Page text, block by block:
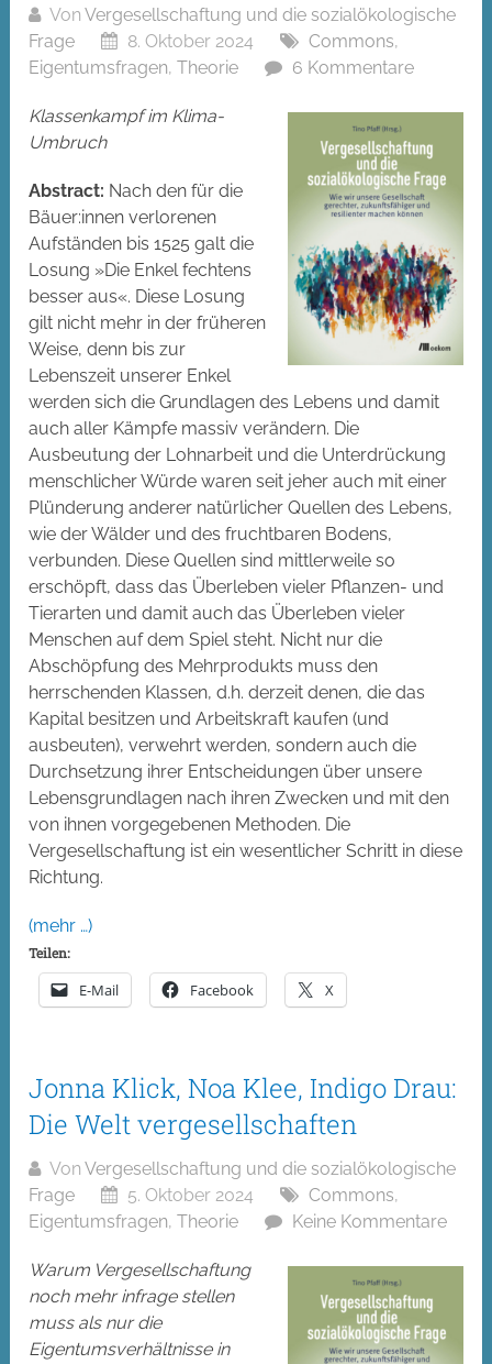
VonVergesellschaftung und die sozialökologische
Frage
8. Oktober 2024 Commons,
Eigentumsfragen,Theorie 6 Kommentare
Klassenkampf im Klima-
Umbruch
Abstract: Nach den für die
Bäuer:innen verlorenen
Aufständen bis 1525 galt die
Losung »Die Enkel fechtens
besser aus«. Diese Losung
gilt nicht mehr in der früheren
Weise, denn bis zur
Lebenszeit unserer Enkel
werden sich die Grundlagen des Lebens und damit
auch aller Kämpfe massiv verändern. Die
Ausbeutung der Lohnarbeit und die Unterdrückung
menschlicher Würde waren seit jeher auch mit einer
Plünderung anderer natürlicher Quellen des Lebens,
wie der Wälder und des fruchtbaren Bodens,
verbunden. Diese Quellen sind mittlerweile so
erschöpft, dass das Überleben vieler Pflanzen- und
Tierarten und damit auch das Überleben vieler
Menschen auf dem Spiel steht. Nicht nur die
Abschöpfung des Mehrprodukts muss den
herrschenden Klassen, d.h. derzeit denen, die das
Kapital besitzen und Arbeitskraft kaufen (und
ausbeuten), verwehrt werden, sondern auch die
Durchsetzung ihrer Entscheidungen über unsere
Lebensgrundlagen nach ihren Zwecken und mit den
von ihnen vorgegebenen Methoden. Die
Vergesellschaftung ist ein wesentlicher Schritt in diese
Richtung.
(mehr …)
Teilen:
E-Mail Facebook X
Jonna Klick, Noa Klee, Indigo Drau:
Die Welt vergesellschaften
VonVergesellschaftung und die sozialökologische
Frage
5. Oktober 2024 Commons,
Eigentumsfragen,Theorie Keine Kommentare
Warum Vergesellschaftung
noch mehr infrage stellen
muss als nur die
Eigentumsverhältnisse in